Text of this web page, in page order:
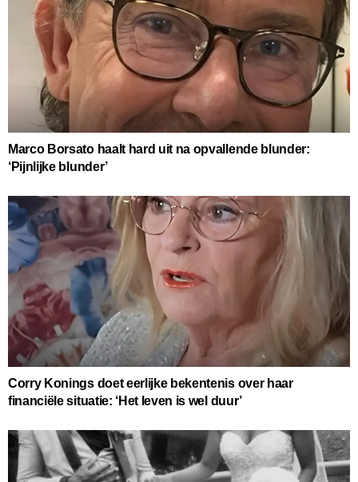
Marco Borsato haalt hard uit na opvallende blunder:
‘Pijnlijke blunder’
Corry Konings doet eerlijke bekentenis over haar
financiële situatie: ‘Het leven is wel duur’